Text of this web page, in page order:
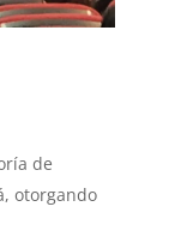
de
otorgando